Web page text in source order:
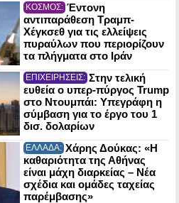
ΚΟΣΜΟΣ: Έντονη
αντιπαράθεση Τραμπ-
Χέγκσεθ για τις ελλείψεις
πυραύλων που περιορίζουν
τα πλήγματα στο Ιράν
ΕΠΙΧΕΙΡΗΣΕΙΣ: Στην τελική
ευθεία ο υπερ-πύργος Trump
στο Ντουμπάι: Υπεγράφη η
σύμβαση για το έργο του 1
δισ. δολαρίων
ΕΛΛΑΔΑ: Χάρης Δούκας: «Η
καθαριότητα της Αθήνας
είναι μάχη διαρκείας – Νέα
σχέδια και ομάδες ταχείας
παρέμβασης»